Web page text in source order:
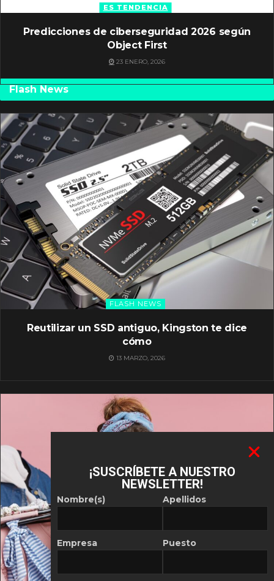
ES TENDENCIA
Predicciones de ciberseguridad 2026 según
Object First
23 ENERO, 2026
Flash News
FLASH NEWS
Reutilizar un SSD antiguo, Kingston te dice
cómo
13 MARZO, 2026
¡SUSCRÍBETE A NUESTRO
NEWSLETTER!
Nombre(s)
Empresa
Apellidos
Puesto